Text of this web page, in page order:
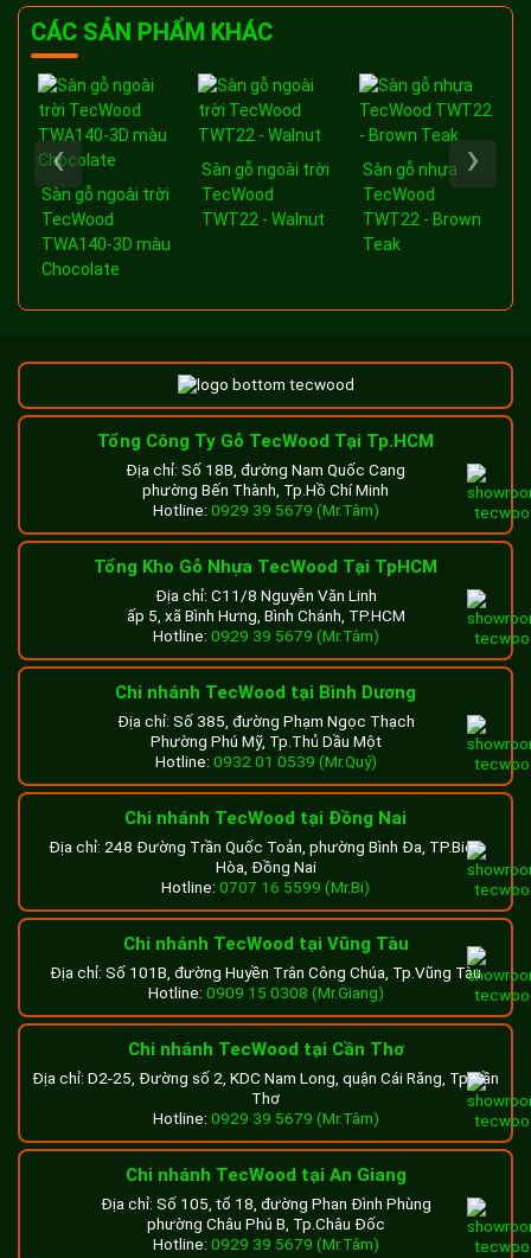
CÁC SẢN PHẨM KHÁC
Sàn gỗ ngoài trời
TecWood
TWA140-3D màu
Chocolate
Sàn gỗ ngoài trời
TecWood
TWT22 - Walnut
Sàn gỗ nhựa
TecWood
TWT22 - Brown
Teak
‹ ›
Tổng Công Ty Gỗ TecWood Tại Tp.HCM
Địa chỉ: Số 18B, đường Nam Quốc Cang
phường Bến Thành, Tp.Hồ Chí Minh
Hotline: 0929 39 5679 (Mr.Tâm)
Tổng Kho Gỗ Nhựa TecWood Tại TpHCM
Địa chỉ: C11/8 Nguyễn Văn Linh
ấp 5, xã Bình Hưng, Bình Chánh, TP.HCM
Hotline: 0929 39 5679 (Mr.Tâm)
Chi nhánh TecWood tại Bình Dương
Địa chỉ: Số 385, đường Phạm Ngọc Thạch
Phường Phú Mỹ, Tp.Thủ Dầu Một
Hotline: 0932 01 0539 (Mr.Quý)
Chi nhánh TecWood tại Đồng Nai
Địa chỉ: 248 Đường Trần Quốc Toản, phường Bình Đa, TP.Biên
Hòa, Đồng Nai
Hotline: 0707 16 5599 (Mr.Bi)
Chi nhánh TecWood tại Vũng Tàu
Địa chỉ: Số 101B, đường Huyền Trân Công Chúa, Tp.Vũng Tàu
Hotline: 0909 15 0308 (Mr.Giang)
Chi nhánh TecWood tại Cần Thơ
Địa chỉ: D2-25, Đường số 2, KDC Nam Long, quận Cái Răng, Tp.Cần
Thơ
Hotline: 0929 39 5679 (Mr.Tâm)
Chi nhánh TecWood tại An Giang
Địa chỉ: Số 105, tổ 18, đường Phan Đình Phùng
phường Châu Phú B, Tp.Châu Đốc
Hotline: 0929 39 5679 (Mr.Tâm)